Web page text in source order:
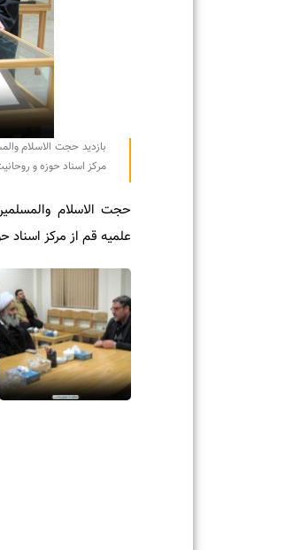
بازدید حجت الاسلام
مرکز اسناد حوزه و روحانیت
حجت الاسلام والمسلمین
علمیه قم از مرکز اسناد